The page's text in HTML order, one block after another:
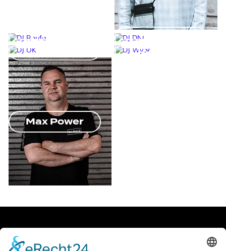
DJ Ronfa
DJ DNO
DJ Wybe
Max Power
Facebook